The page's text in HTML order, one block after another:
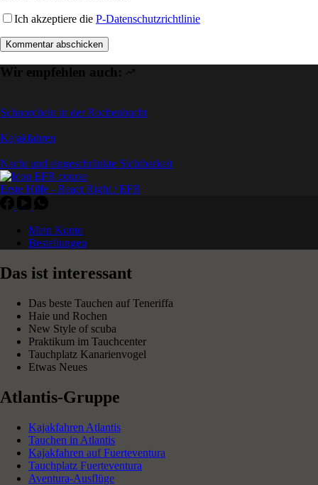
Ich akzeptiere die P-Datenschutzrichtlinie
Kommentar abschicken
Wir empfehlen auch:
Schnorcheln in der Rochenbucht
Kajakfahren
Nacht und eingeschränkte Sichtbarkeit
Erste Hilfe - React Right / EFR
Mein Konto
Bestellungen
Das ist interessant
Das beste Tauchen auf Teneriffa
Haie und Rochen
New Style of scuba
Praktikum im Tauchcenter
Tauchplatz Kanarienvogel
Etwas Neues
Atlantis-Gruppe
Kajakfahren Atlantis
Tauchen in Atlantis
Kajakfahren auf Fuerteventura
Tauchplatz Fuerteventura
Aventura-Ausflüge